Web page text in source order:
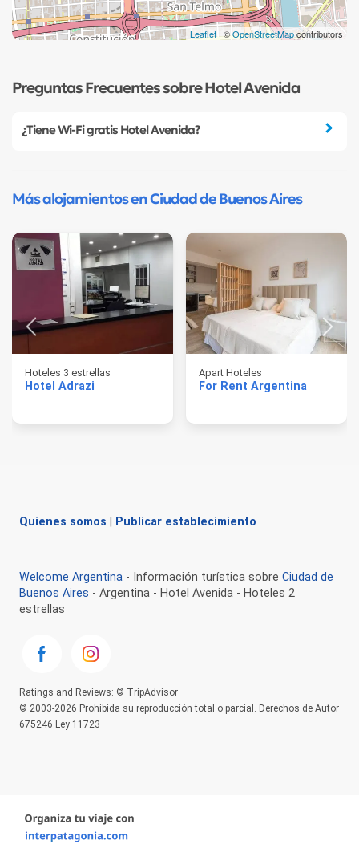
Leaflet| ©OpenStreetMapcontributors
Preguntas Frecuentes sobre Hotel Avenida
¿Tiene Wi-Fi gratis Hotel Avenida?
Más alojamientos en Ciudad de Buenos Aires
Hoteles 3 estrellas
Hotel Adrazi
Apart Hoteles
For Rent Argentina
Quienes somos Publicar establecimiento
Welcome Argentina - Información turística sobre Ciudad de
Buenos Aires - Argentina - Hotel Avenida - Hoteles 2
estrellas
Ratings and Reviews: © TripAdvisor
© 2003-2026 Prohibida su reproducción total o parcial. Derechos de Autor
675246 Ley 11723